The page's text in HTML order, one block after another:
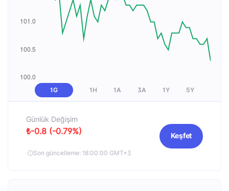
1G 1H 1A 3A 1Y 5Y
Günlük Değişim
₺-0.8 (-0.79%)
Son güncelleme: 18:00:00 GMT+3
Keşfet